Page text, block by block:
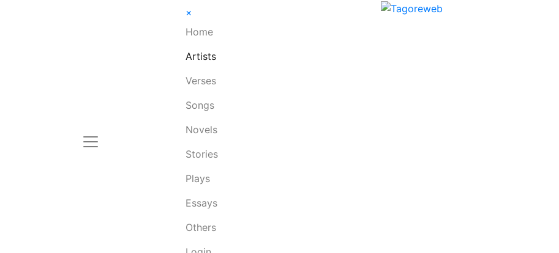
×
Home
Artists
Verses
Songs
Novels
Stories
Plays
Essays
Others